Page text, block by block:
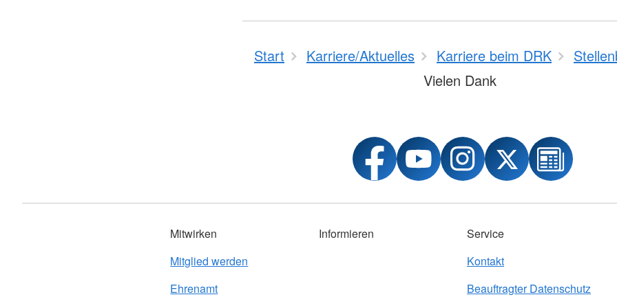
Start Karriere/Aktuelles Karriere beim DRK
Vielen Dank
Mitwirken
Mitglied werden
Ehrenamt
Informieren
Service
Kontakt
Beauftragter Datenschutz